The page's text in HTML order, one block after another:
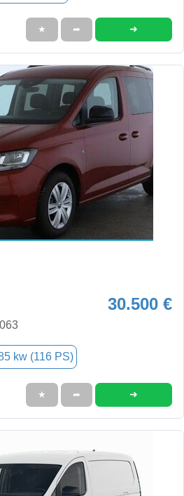
★ ➦ ➜
30.500 €
kw (116 PS)
★ ➦ ➜